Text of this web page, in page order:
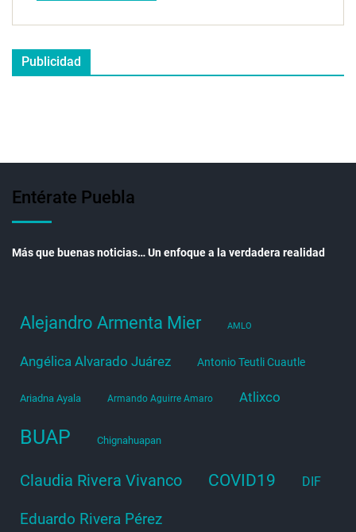
Publicidad
Entérate Puebla
Más que buenas noticias… Un enfoque a la verdadera realidad
Alejandro Armenta Mier AMLO
Angélica Alvarado Juárez Antonio Teutli Cuautle
Ariadna Ayala Armando Aguirre Amaro Atlixco
BUAP Chignahuapan
Claudia Rivera Vivanco COVID19 DIF
Eduardo Rivera Pérez